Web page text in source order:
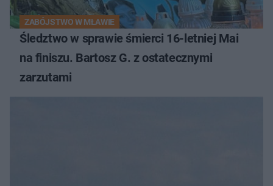
ZABÓJSTWO W MŁAWIE
Śledztwo w sprawie śmierci 16-letniej Mai
na finiszu. Bartosz G. z ostatecznymi
zarzutami